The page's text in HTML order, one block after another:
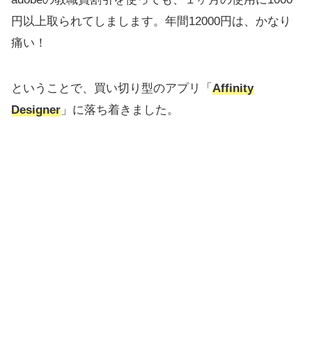
円以上取られてしまします。 年間12000円は、かなり
痛い！
ということで、買い切り型のアプリ「 Affinity
Designer 」に落ち着きました。